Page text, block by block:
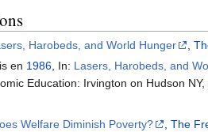
Harobeds, and World Hunger ,
en 1986, In: Lasers, Harobeds, and
Education: Irvington on Hudson
Welfare Diminish Poverty? , The